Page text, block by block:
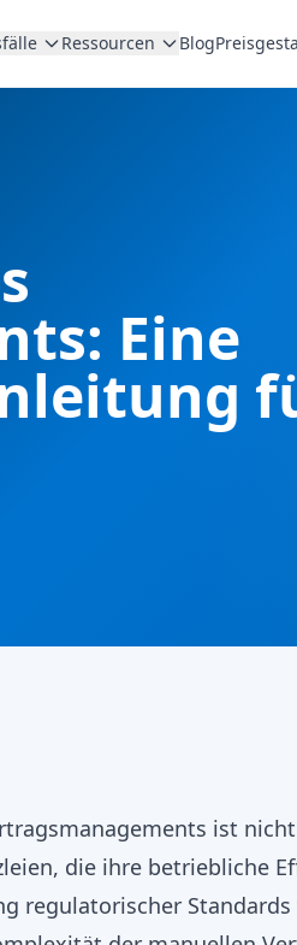
Ressourcen Blog
Eine
ist
die ihre betriebliche
regulatorischer